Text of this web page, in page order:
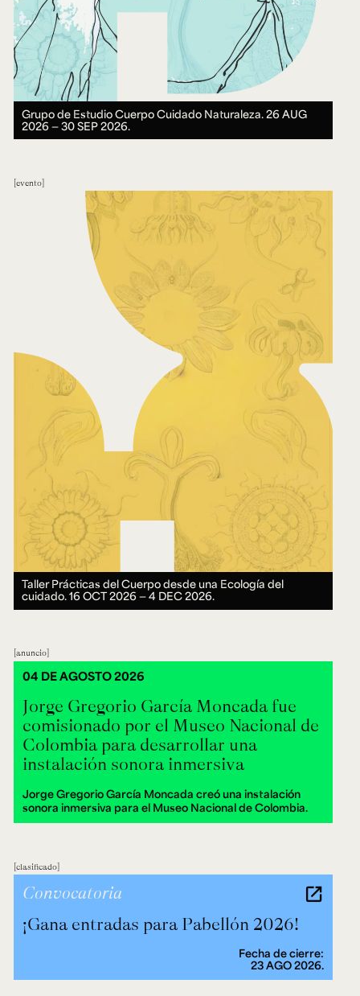
Grupo de Estudio Cuerpo Cuidado Naturaleza.26 AUG
2026 ― 30 SEP 2026.
evento
Taller Prácticas del Cuerpo desde una Ecología del
cuidado.16 OCT 2026 ― 4 DEC 2026.
anuncio
Jorge Gregorio García Moncada fue
comisionado por el Museo Nacional de
Colombia para desarrollar una
instalación sonora inmersiva
Jorge Gregorio García Moncada creó una instalación
sonora inmersiva para el Museo Nacional de Colombia.
04 DE AGOSTO 2026
clasificado
¡Gana entradas para Pabellón 2026!
Convocatoria
Fecha de cierre:
23 AGO 2026.